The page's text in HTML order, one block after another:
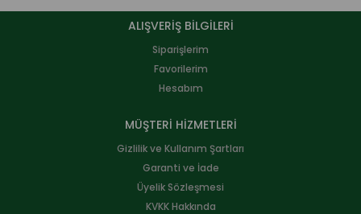
ALIŞVERİŞ BİLGİLERİ
Siparişlerim
Favorilerim
Hesabım
MÜŞTERİ HİZMETLERİ
Gizlilik ve Kullanım Şartları
Garanti ve İade
Üyelik Sözleşmesi
KVKK Hakkında